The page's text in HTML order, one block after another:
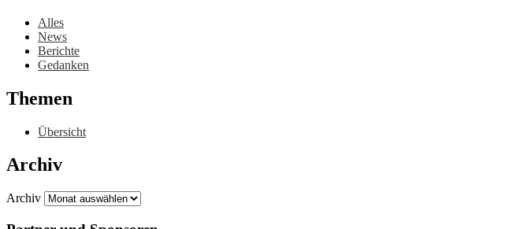
Alles
News
Berichte
Gedanken
Themen
Übersicht
Archiv
Archiv